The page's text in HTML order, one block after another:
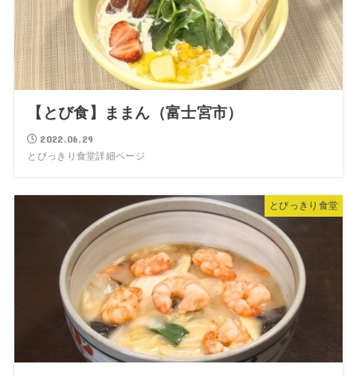
【とび食】ままん（富士宮市）
2022.06.29
とびっきり食堂詳細ページ
とびっきり食堂